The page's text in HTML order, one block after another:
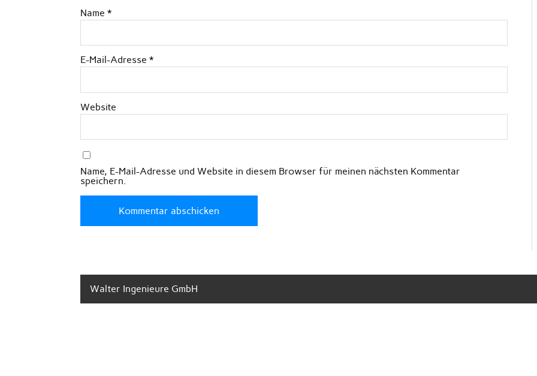
Name *
E-Mail-Adresse *
Website
Name, E-Mail-Adresse und Website in diesem Browser für meinen nächsten Kommentar
speichern.
Walter Ingenieure GmbH